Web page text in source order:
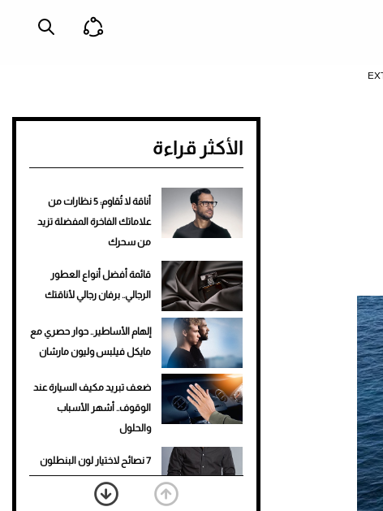
الأكثر قراءة
أناقة لا تُقاوم: 5 نظارات من
علاماتك الفاخرة المفضلة تزيد
من سحرك
قائمة أفضل أنواع العطور
الرجالي.. برفان رجالي لأناقتك
إلهام الأساطير.. حوار حصري مع
مايكل فيلبس وليون مارشان
ضعف تبريد مكيف السيارة عند
الوقوف.. أشهر الأسباب
والحلول
7 نصائح لاختيار لون البنطلون
المناسب للقميص الأسود